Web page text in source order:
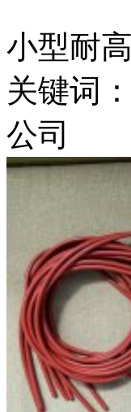
小型耐
关键词
公司